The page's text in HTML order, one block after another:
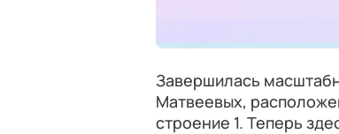
Завершилась
Матвеевых,
строение 1. Теперь